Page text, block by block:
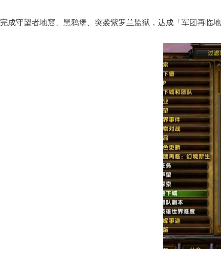
完成守望者地窟、黑鸦堡、突袭紫罗兰监狱，达成「军团再临